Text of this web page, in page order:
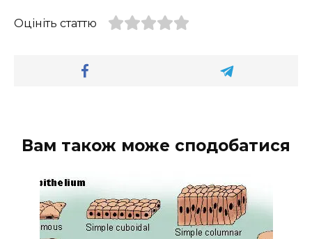
Оцініть статтю
Вам також може сподобатися